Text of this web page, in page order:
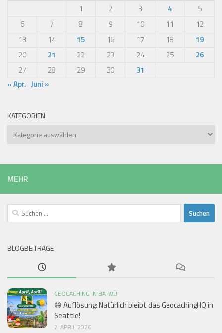
1
2 3 4
5
6
7 8 9 10 11
12
13
14 15 16 17 18
19
20
21 22 23 24 25
26
27
28 29 30
31
« Apr. Juni »
KATEGORIEN
Kategorien
MEHR
Suchen
nach:
BLOGBEITRÄGE
GEOCACHING IN BA-WÜ
😄 Auflösung: Natürlich bleibt das GeocachingHQ in
Seattle!
2. APRIL 2026